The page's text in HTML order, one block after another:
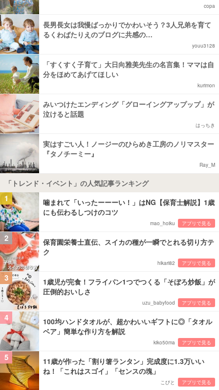
copa
長男長女は我慢ばっかりでかわいそう？3人兄弟を育て
るくわばたりえのブログに共感の…
youu3128
「すくすく子育て」大日向雅美先生の名言集！ママは自
分をほめてあげてほしい
kurimon
みいつけたエンディング「グローイングアップップ」が
泣けると話題
はっちき
実はすごい人！ノージーのひらめき工房のノリマスター
『タノチーミー』
Ray_M
「トレンド・イベント」の人気記事ランキング
1
噛まれて「いったーーーい！」はNG【保育士解説】1歳
にも伝わるしつけのコツ
mao_hoiku アプリで見る
2
保育園栄養士直伝、スイカの種が一瞬でとれる切り方テ
ク
hikari82 アプリで見る
3
1歳児が完食！フライパン1つでつくる「そぼろ炒飯」が
圧倒的おいしさ
uzu_babyfood アプリで見る
4
100均ハンドタオルが、超かわいいギフトに◎「タオル
ベア」簡単な作り方を解説
kiko50ma アプリで見る
5
11歳が作った「割り箸ランタン」完成度に1.3万いい
ね！「これはスゴイ」「センスの塊」
こびと アプリで見る